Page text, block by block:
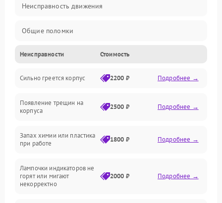
Неисправность движения
Общие поломки
Неисправность датчиков
Неисправность программного обеспечения
Проблемы с сигналом
Батарея
Неисправности Стоимость
Сильно греется корпус 2200 ₽ Подробнее →
Появление трещин на
корпуса
2500 ₽ Подробнее →
Запах химии или пластика
при работе
1800 ₽ Подробнее →
Лампочки индикаторов не
горят или мигают
некорректно
2000 ₽ Подробнее →